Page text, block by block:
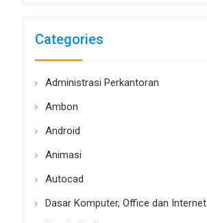
Categories
Administrasi Perkantoran
Ambon
Android
Animasi
Autocad
Dasar Komputer, Office dan Internet